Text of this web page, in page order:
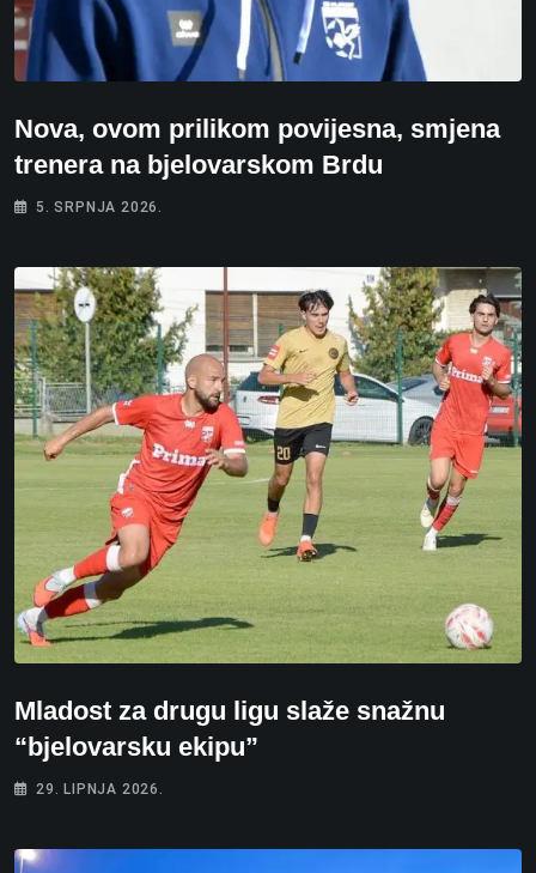
Nova, ovom prilikom povijesna, smjena
trenera na bjelovarskom Brdu
5. SRPNJA 2026.
Mladost za drugu ligu slaže snažnu
“bjelovarsku ekipu”
29. LIPNJA 2026.